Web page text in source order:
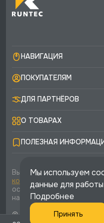
НАВИГАЦИЯ
ПОКУПАТЕЛЯМ
ДЛЯ ПАРТНЁРОВ
О ТОВАРАХ
ПОЛЕЗНАЯ
Вы соглашаетесь с
конфиденциальностии
оставляя свои данные в
на сайте runtec-shop.ru
© 2026 «Runtec»,
Мы используем
данные для
Подробнее
Принять